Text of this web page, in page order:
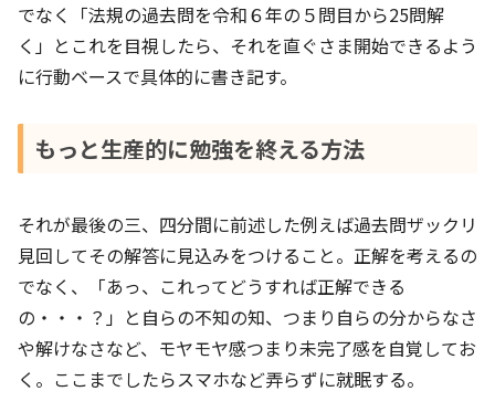
でなく「法規の過去問を令和６年の５問目から25問解
く」とこれを目視したら、それを直ぐさま開始できるよう
に行動ベースで具体的に書き記す。
もっと生産的に勉強を終える方法
それが最後の三、四分間に前述した例えば過去問ザックリ
見回してその解答に見込みをつけること。正解を考えるの
でなく、「あっ、これってどうすれば正解できる
の・・・？」と自らの不知の知、つまり自らの分からなさ
や解けなさなど、モヤモヤ感つまり未完了感を自覚してお
く。ここまでしたらスマホなど弄らずに就眠する。